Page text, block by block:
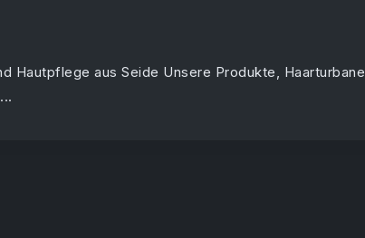
Hautpflege aus Seide Unsere Produkte, Haarturbane